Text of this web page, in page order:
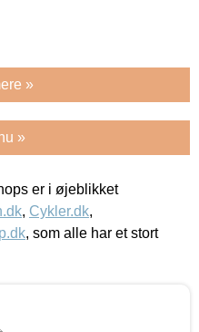
»
»
er i øjeblikket
, Cykler.dk,
, som alle har et stort